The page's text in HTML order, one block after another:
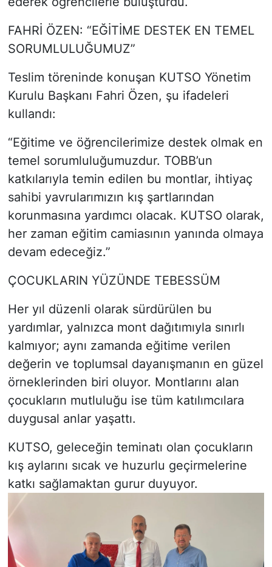
FAHRİ ÖZEN: “EĞİTİME DESTEK EN TEMEL
SORUMLULUĞUMUZ”
Teslim töreninde konuşan KUTSO Yönetim
Kurulu Başkanı Fahri Özen, şu ifadeleri
kullandı:
“Eğitime ve öğrencilerimize destek olmak en
temel sorumluluğumuzdur. TOBB’un
katkılarıyla temin edilen bu montlar, ihtiyaç
sahibi yavrularımızın kış şartlarından
korunmasına yardımcı olacak. KUTSO olarak,
her zaman eğitim camiasının yanında olmaya
devam edeceğiz.”
ÇOCUKLARIN YÜZÜNDE TEBESSÜM
Her yıl düzenli olarak sürdürülen bu
yardımlar, yalnızca mont dağıtımıyla sınırlı
kalmıyor; aynı zamanda eğitime verilen
değerin ve toplumsal dayanışmanın en güzel
örneklerinden biri oluyor. Montlarını alan
çocukların mutluluğu ise tüm katılımcılara
duygusal anlar yaşattı.
KUTSO, geleceğin teminatı olan çocukların
kış aylarını sıcak ve huzurlu geçirmelerine
katkı sağlamaktan gurur duyuyor.